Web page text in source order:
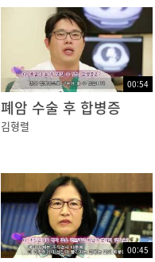
00:54
폐암 수술 후 합병증
김형렬
00:45